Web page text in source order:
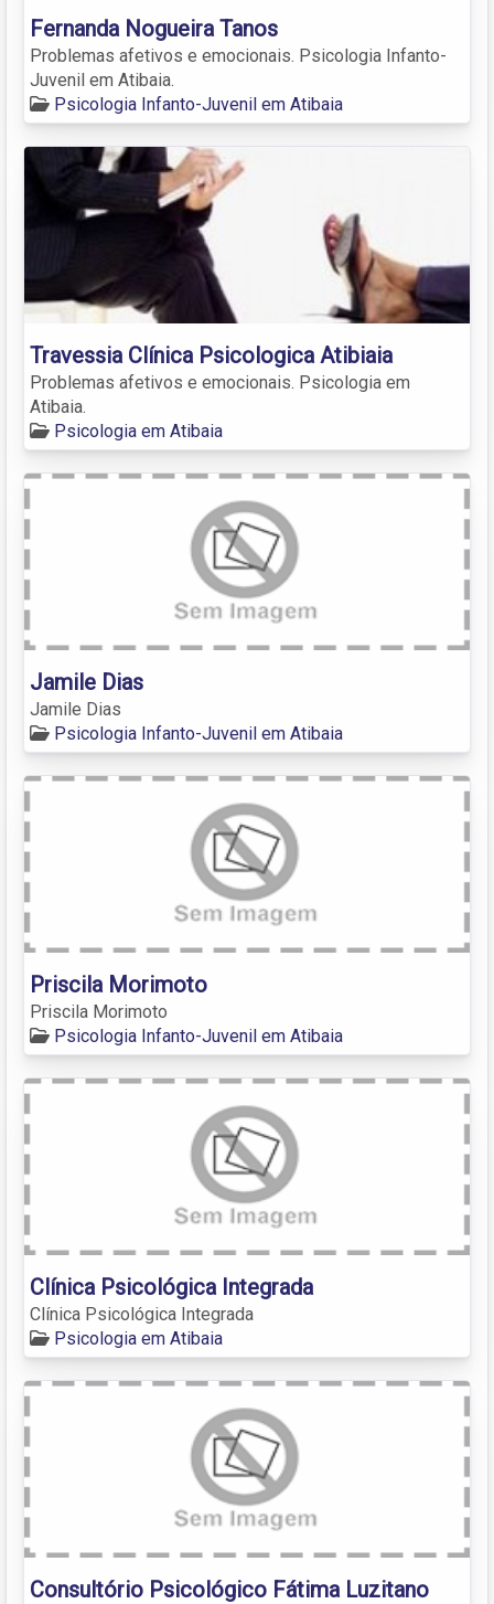
Fernanda Nogueira Tanos
Problemas afetivos e emocionais. Psicologia Infanto-
Juvenil em Atibaia.
Psicologia Infanto-Juvenil em Atibaia
Travessia Clínica Psicologica Atibiaia
Problemas afetivos e emocionais. Psicologia em
Atibaia.
Psicologia em Atibaia
Jamile Dias
Jamile Dias
Psicologia Infanto-Juvenil em Atibaia
Priscila Morimoto
Priscila Morimoto
Psicologia Infanto-Juvenil em Atibaia
Clínica Psicológica Integrada
Clínica Psicológica Integrada
Psicologia em Atibaia
Consultório Psicológico Fátima Luzitano